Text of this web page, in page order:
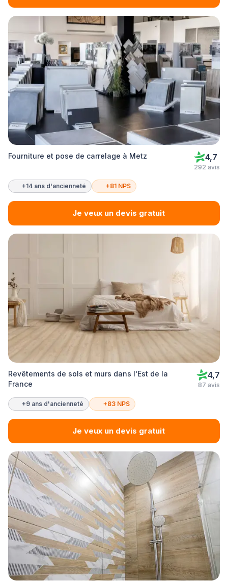
Fourniture et pose de carrelage à Metz 4,7
292 avis
+14 ans d'ancienneté +81 NPS
Je veux un devis gratuit
Revêtements de sols et murs dans l'Est de la
France
4,7
87 avis
+9 ans d'ancienneté +83 NPS
Je veux un devis gratuit